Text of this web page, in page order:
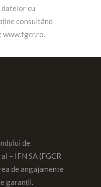
cu
consultând
www.fgcr.ro.
de
– IFN SA (FGCR
de angajamente
garanții.